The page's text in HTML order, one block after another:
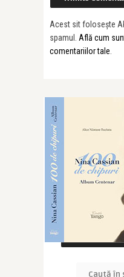
Acest sit folosește
spamul. Află cum
comentariilor tale
CAUTĂ ÎN SITE